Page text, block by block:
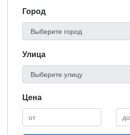
Город
Улица
Цена